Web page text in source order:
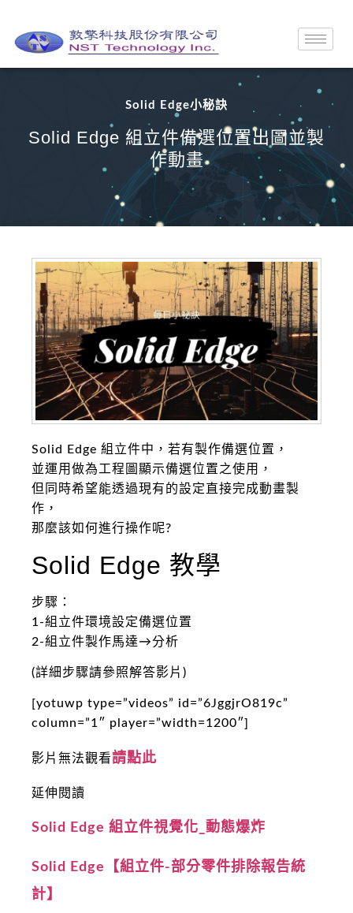
Solid Edge小秘訣
Solid Edge 組立件備選位置出圖並製
作動畫
Solid Edge 組立件中，若有製作備選位置，
並運用做為工程圖顯示備選位置之使用，
但同時希望能透過現有的設定直接完成動畫製
作，
那麼該如何進行操作呢?
Solid Edge 教學
步驟：
1-組立件環境設定備選位置
2-組立件製作馬達→分析
(詳細步驟請參照解答影片)
[yotuwp type=”videos” id=”6JggjrO819c”
column=”1″ player=”width=1200″]
影片無法觀看請點此
延伸閱讀
Solid Edge 組立件視覺化_動態爆炸
Solid Edge【組立件-部分零件排除報告統
計】